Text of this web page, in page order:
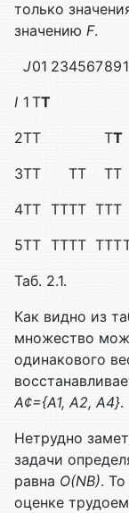
только
значению F.
J01 23456789
I 1 TT
2TT TT
3TT TT TT
4TT TTTT TTT
5TT TTTT TTT
Таб. 2.1.
Как видно из
множество
одинакового
А¢={A1, A2, A4}.
Нетрудно
задачи
равна O(NB).
оценке